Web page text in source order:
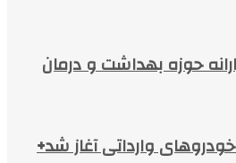
حوزه بهداشت و درمان
وارداتی آغاز شد+